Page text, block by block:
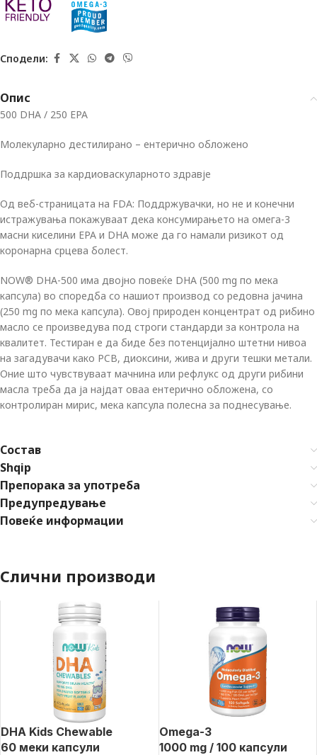
Сподели:
Опис
500 DHA / 250 EPA
Молекуларно дестилирано – ентерично обложено
Поддршка за кардиоваскуларното здравје
Од веб-страницата на FDA: Поддржувачки, но не и конечни
истражувања покажуваат дека консумирањето на омега-3
масни киселини EPA и DHA може да го намали ризикот од
коронарна срцева болест.
NOW® DHA-500 има двојно повеќе DHA (500 mg по мека
капсула) во споредба со нашиот производ со редовна јачина
(250 mg по мека капсула). Овој природен концентрат од рибино
масло се произведува под строги стандарди за контрола на
квалитет. Тестиран е да биде без потенцијално штетни нивоа
на загадувачи како PCB, диоксини, жива и други тешки метали.
Оние што чувствуваат мачнина или рефлукс од други рибини
масла треба да ја најдат оваа ентерично обложена, со
контролиран мирис, мека капсула полесна за поднесување.
Состав
Shqip
Препорака за употреба
Предупредување
Повеќе информации
Слични производи
DHA Kids Chewable
60 меки капсули
Omega-3
1000 mg / 100 капсули